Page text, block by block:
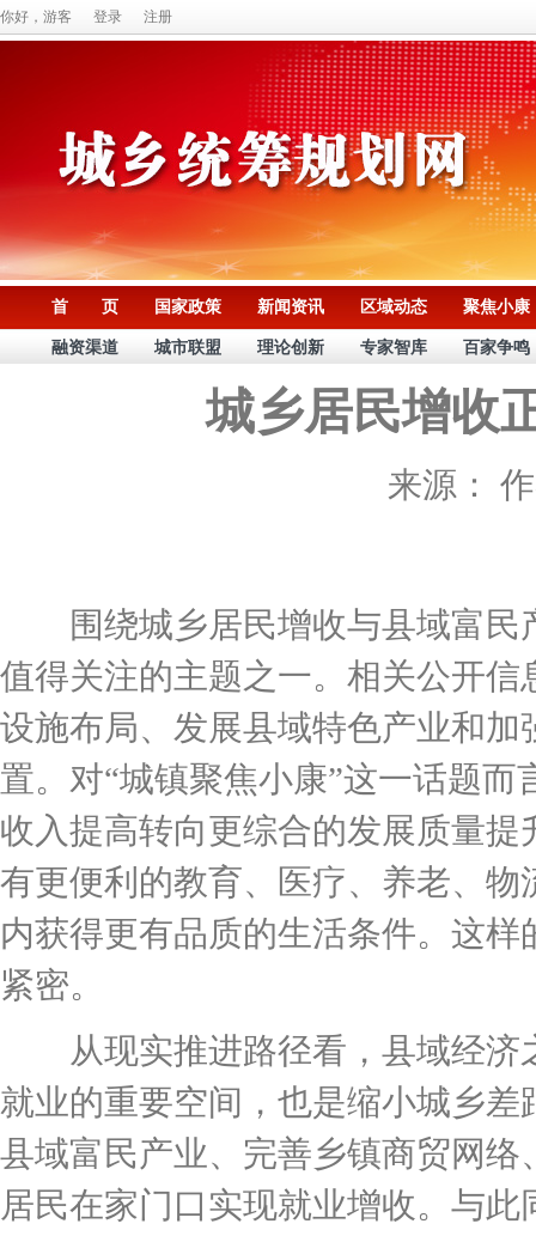
你好，游客 登录 注册
首 页 国家政策 新闻资讯 区域动态 聚焦小康
融资渠道 城市联盟 理论创新 专家智库 百家争鸣
城乡居民增收
来源：
围绕城乡居民增收与县域富民
值得关注的主题之一。相关公开
设施布局、发展县域特色产业和
置。对“城镇聚焦小康”这一话题
收入提高转向更综合的发展质量
有更便利的教育、医疗、养老、
内获得更有品质的生活条件。这
紧密。
从现实推进路径看，县域经济
就业的重要空间，也是缩小城乡
县域富民产业、完善乡镇商贸网
居民在家门口实现就业增收。与